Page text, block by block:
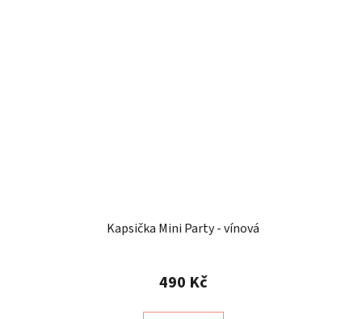
Kapsička Mini Party - vínová
490 Kč